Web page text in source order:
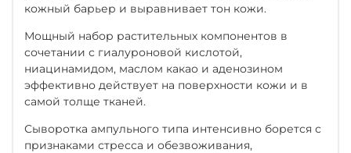
кожный барьер и выравнивает тон кожи.
Мощный набор растительных компонентов в
сочетании с гиалуроновой кислотой,
ниацинамидом, маслом какао и аденозином
эффективно действует на поверхности кожи и в
самой толще тканей.
Сыворотка ампульного типа интенсивно борется с
признаками стресса и обезвоживания,